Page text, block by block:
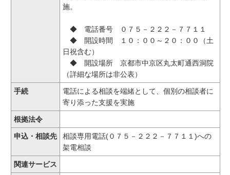
施。
◆ 電話番号 ０７５－２２２－７７１１
◆ 開設時間 １０：００～２０：００（土
日祝含む）
◆ 開設場所 京都市中京区丸太町通西洞院
（詳細な場所は非公表）
手続
電話による相談を端緒として、個別の相談者に
寄り添った支援を実施
根拠法令
申込・相談先
相談専用電話(０７５－２２２－７７１１)への
架電相談
関連サービス